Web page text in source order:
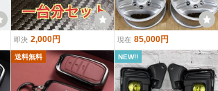
即決 2,000円 現在 85,000円
送料無料 NEW!!